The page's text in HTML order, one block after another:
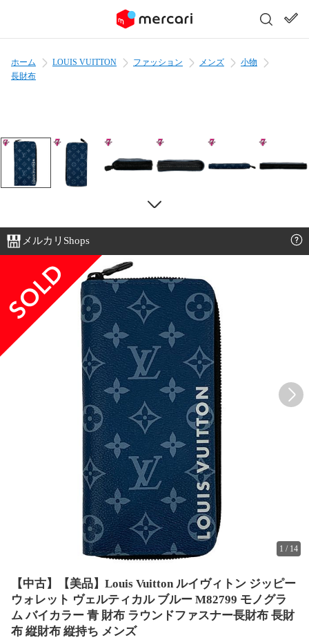
ホーム LOUIS VUITTON ファッション メンズ
小物
長財布
メルカリShops
1 / 14
【中古】【美品】Louis Vuitton ルイヴィトン ジッピー
ウォレット ヴェルティカル ブルー M82799 モノグラ
ム バイカラー 青 財布 ラウンドファスナー長財布 長財
布 縦財布 縦持ち メンズ